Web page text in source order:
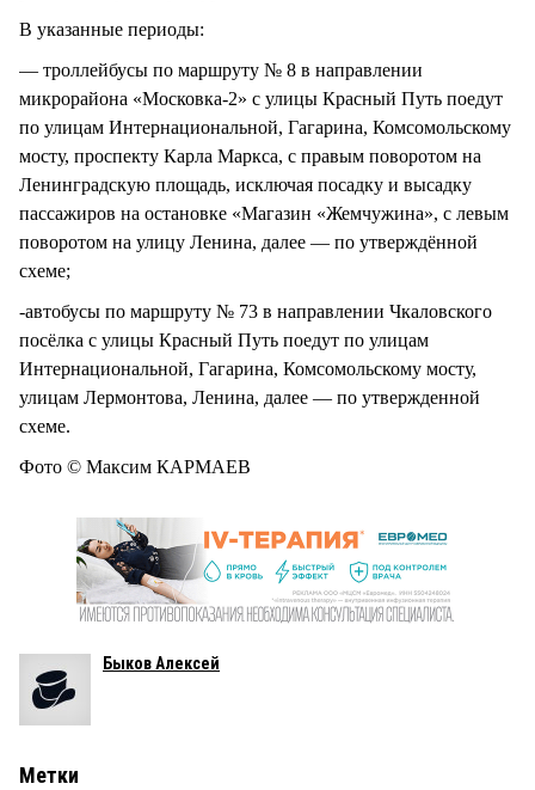
В указанные периоды:
— троллейбусы по маршруту № 8 в направлении
микрорайона «Московка-2» с улицы Красный Путь поедут
по улицам Интернациональной, Гагарина, Комсомольскому
мосту, проспекту Карла Маркса, с правым поворотом на
Ленинградскую площадь, исключая посадку и высадку
пассажиров на остановке «Магазин «Жемчужина», с левым
поворотом на улицу Ленина, далее — по утверждённой
схеме;
-автобусы по маршруту № 73 в направлении Чкаловского
посёлка с улицы Красный Путь поедут по улицам
Интернациональной, Гагарина, Комсомольскому мосту,
улицам Лермонтова, Ленина, далее — по утвержденной
схеме.
Фото © Максим КАРМАЕВ
Быков Алексей
Метки